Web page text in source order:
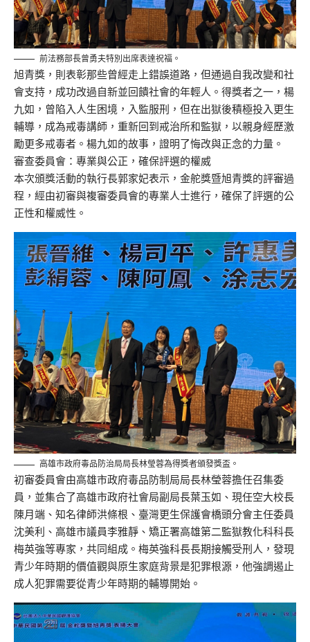
前法務部長曾勇夫特別出席表達祝福。
旭青獎，則表彰那些曾經走上錯誤道路，但通過自我改變和社
會支持，成功改過自新並回饋社會的年輕人。得獎者之一，楊
九如，曾陷入人生困境，入監服刑，但在出獄後積極投入更生
輔導，成為戒毒講師，重新回到戒治所和監獄，以親身經歷激
勵更多戒毒者。楊九如的故事，證明了悔改與正念的力量。
審查委員會：專業與公正，確保評選的權威
本次頒獎活動的執行長郭家妃表示，金舵獎暨旭青獎的評審過
程，經由初審與複審委員會的專業人士進行，確保了評選的公
正性和權威性。
高雄市政府毒品防治局局長林瑩蓉為得獎者頒發獎盃。
初審委員會由高雄市政府毒品防制局局長林瑩蓉擔任召集委
員，並集合了高雄市政府社會局副局長葉玉如、現任空大校長
陳月端、知名律師洪條根、臺灣更生保護會橋頭分會主任委員
沈美利、高雄市議員李雅靜、矯正署高雄第二監獄教化科科長
梅英強等專家，共同組成。梅英強科長長期接觸受刑人，發現
青少年時期的價值觀與原生家庭背景是犯罪根源，他強調遏止
成人犯罪需要從青少年時期的輔導開始。